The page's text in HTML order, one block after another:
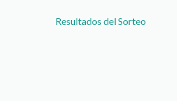
Resultados del Sorteo